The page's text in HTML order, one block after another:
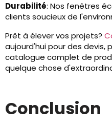
Durabilité: Nos fenêtres
clients soucieux de
Prêt à élever vos projets?
aujourd'hui pour des devis,
catalogue complet de
quelque chose
Conclusion